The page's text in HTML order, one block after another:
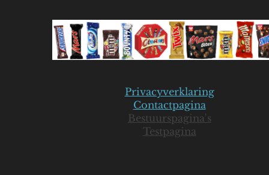
Privacyverklaring
Contactpagina
Bestuurspagina's
Testpagina